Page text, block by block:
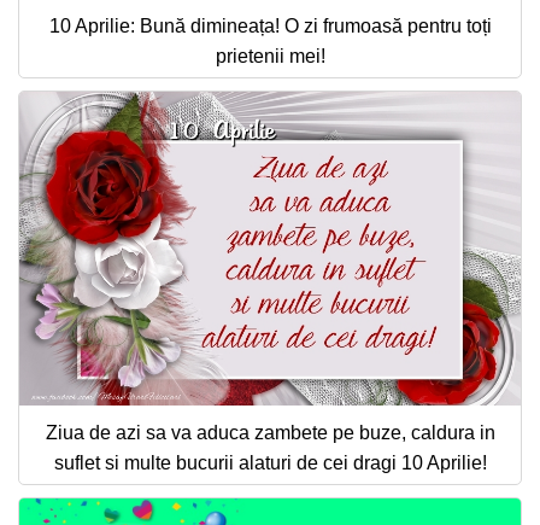
10 Aprilie: Bună dimineața! O zi frumoasă pentru toți
prietenii mei!
Ziua de azi sa va aduca zambete pe buze, caldura in
suflet si multe bucurii alaturi de cei dragi 10 Aprilie!